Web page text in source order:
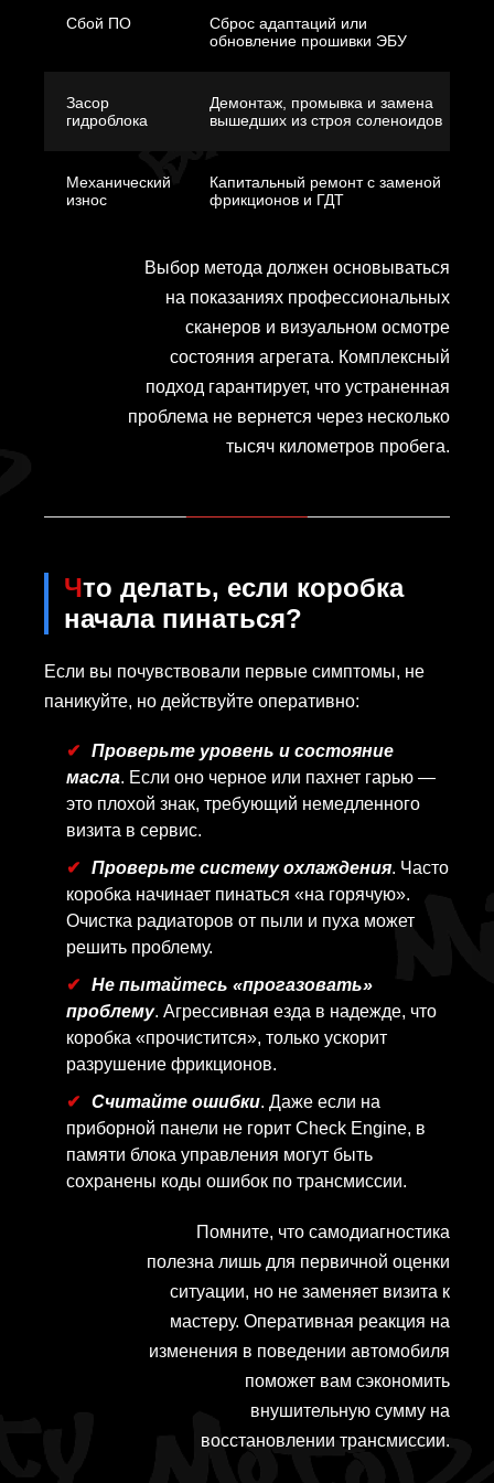
Сбой ПО
Сброс адаптаций или
обновление прошивки ЭБУ
Засор
гидроблока
Демонтаж, промывка и замена
вышедших из строя соленоидов
Механический
износ
Капитальный ремонт с заменой
фрикционов и ГДТ
Выбор метода должен основываться
на показаниях профессиональных
сканеров и визуальном осмотре
состояния агрегата. Комплексный
подход гарантирует, что устраненная
проблема не вернется через несколько
тысяч километров пробега.
Что делать, если коробка
начала пинаться?
Если вы почувствовали первые симптомы, не
паникуйте, но действуйте оперативно:
Проверьте уровень и состояние
масла. Если оно черное или пахнет гарью —
это плохой знак, требующий немедленного
визита в сервис.
Проверьте систему охлаждения. Часто
коробка начинает пинаться «на горячую».
Очистка радиаторов от пыли и пуха может
решить проблему.
Не пытайтесь «прогазовать»
проблему. Агрессивная езда в надежде, что
коробка «прочистится», только ускорит
разрушение фрикционов.
Считайте ошибки. Даже если на
приборной панели не горит Check Engine, в
памяти блока управления могут быть
сохранены коды ошибок по трансмиссии.
Помните, что самодиагностика
полезна лишь для первичной оценки
ситуации, но не заменяет визита к
мастеру. Оперативная реакция на
изменения в поведении автомобиля
поможет вам сэкономить
внушительную сумму на
восстановлении трансмиссии.